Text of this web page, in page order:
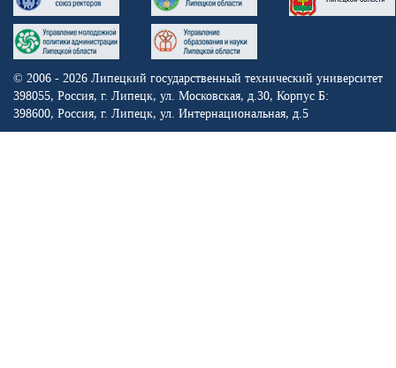
© 2006 - 2026 Липецкий государственный технический университет
398055, Россия, г. Липецк, ул. Московская, д.30, Корпус Б:
398600, Россия, г. Липецк, ул. Интернациональная, д.5